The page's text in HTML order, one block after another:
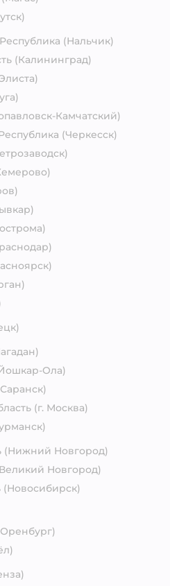
(Нальчик)
(Калининград)
Камчатский)
(Черкесск)
Ола)
(г. Москва)
(Нижний Новгород)
Новгород)
(Новосибирск)